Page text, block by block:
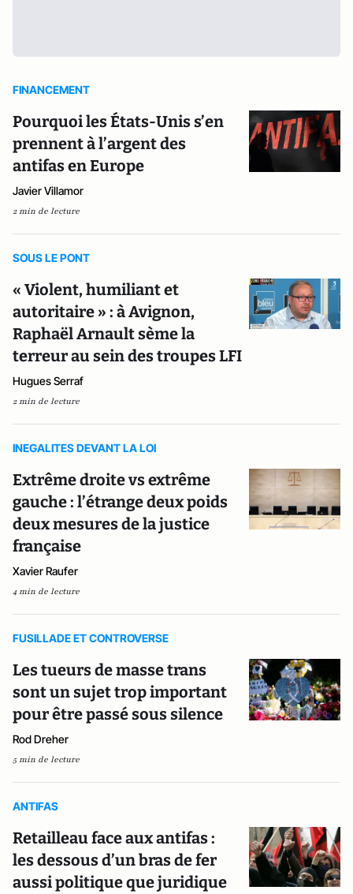
FINANCEMENT
Pourquoi les États-Unis s’en
prennent à l’argent des
antifas en Europe
Javier Villamor
2 min de lecture
SOUS LE PONT
« Violent, humiliant et
autoritaire » : à Avignon,
Raphaël Arnault sème la
terreur au sein des troupes LFI
Hugues Serraf
2 min de lecture
INEGALITES DEVANT LA LOI
Extrême droite vs extrême
gauche : l’étrange deux poids
deux mesures de la justice
française
Xavier Raufer
4 min de lecture
FUSILLADE ET CONTROVERSE
Les tueurs de masse trans
sont un sujet trop important
pour être passé sous silence
Rod Dreher
5 min de lecture
ANTIFAS
Retailleau face aux antifas :
les dessous d’un bras de fer
aussi politique que juridique